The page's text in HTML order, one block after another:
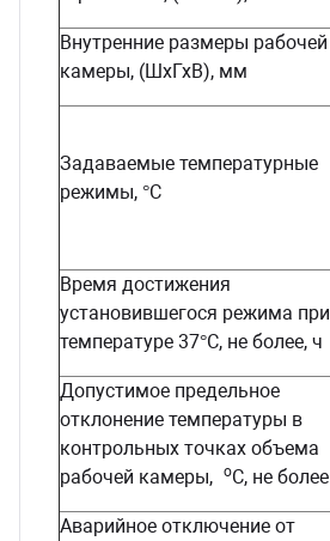
Внутренние размеры рабочей
камеры, (ШхГхВ), мм
Задаваемые температурные
режимы, °С
Время достижения
установившегося режима при
температуре 37°С, не более, ч
Допустимое предельное
отклонение температуры в
контрольных точках объема
рабочей камеры, оС, не более
Аварийное отключение от